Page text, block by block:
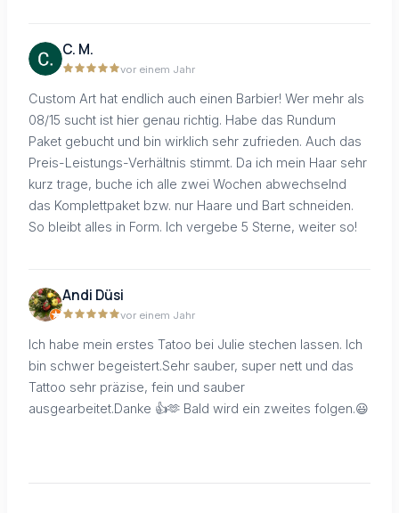
C. M.
vor einem Jahr
Custom Art hat endlich auch einen Barbier! Wer mehr als
08/15 sucht ist hier genau richtig. Habe das Rundum
Paket gebucht und bin wirklich sehr zufrieden. Auch das
Preis-Leistungs-Verhältnis stimmt. Da ich mein Haar sehr
kurz trage, buche ich alle zwei Wochen abwechselnd
das Komplettpaket bzw. nur Haare und Bart schneiden.
So bleibt alles in Form. Ich vergebe 5 Sterne, weiter so!
Andi Düsi
vor einem Jahr
Ich habe mein erstes Tatoo bei Julie stechen lassen. Ich
bin schwer begeistert.Sehr sauber, super nett und das
Tattoo sehr präzise, fein und sauber
ausgearbeitet.Danke 👍🫶 Bald wird ein zweites folgen.😃